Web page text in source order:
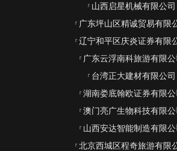
山西启星机械有限公司
广东坪山区精诚贸易有限
辽宁和平区庆炎证券有限
广东云浮南科旅游有限公
台湾正大建材有限公司
湖南娄底翰欧证券有限公
澳门亮广生物科技有限公
山西安达智能制造有限公
北京西城区程奇旅游有限